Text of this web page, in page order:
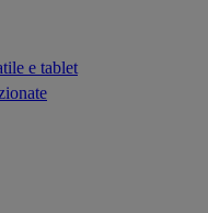
e tablet